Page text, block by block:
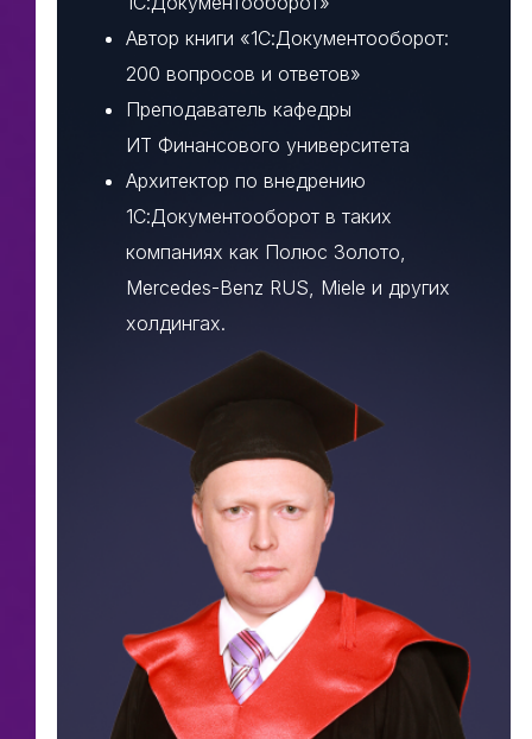
Автор книги «1С:Документооборот:
200 вопросов и ответов»
Преподаватель кафедры
ИТ Финансового университета
Архитектор по внедрению
1С:Документооборот в таких
компаниях как Полюс Золото,
Mercedes-Benz RUS, Miele и других
холдингах.